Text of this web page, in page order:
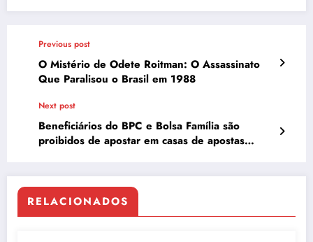
Previous post
O Mistério de Odete Roitman: O Assassinato
Que Paralisou o Brasil em 1988
Next post
Beneficiários do BPC e Bolsa Família são
proibidos de apostar em casas de apostas
RELACIONADOS